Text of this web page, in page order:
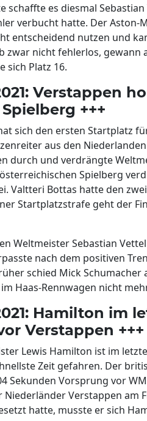
schaffte es diesmal
verbucht hatte. Der
entscheidend nutzen und
zwar nicht fehlerlos, gewann
sich Platz 16.
Verstappen
+++
sich den ersten Startplatz
aus den
durch und verdrängte
Spielberg
Valtteri Bottas hatte den
Startplatzstrafe geht der
Weltmeister Sebastian
nach dem positiven
schied Mick
Haas-Rennwagen nicht
Hamilton im
Verstappen +++
Lewis Hamilton ist im
Zeit gefahren. Der
Sekunden Vorsprung vor
Niederländer Verstappen am
hatte, musste er sich